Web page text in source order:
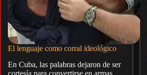
El lenguaje como corral ideológico
En Cuba, las palabras dejaron de ser
cortesía para convertirse en armas